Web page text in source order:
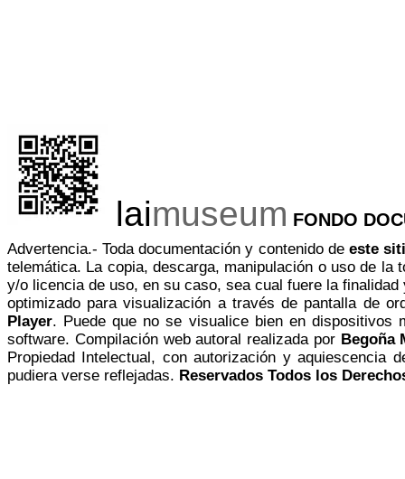
laimuseum FONDO
Advertencia.- Toda documentación y contenido de este
telemática. La copia, descarga, manipulación o uso de la
y/o licencia de uso, en su caso, sea cual fuere la
optimizado para visualización a través de pantalla de
Player. Puede que no se visualice bien en dispositivos
software. Compilación web autoral realizada por Begoña
Propiedad Intelectual, con autorización y aquiescencia
pudiera verse reflejadas. Reservados Todos los